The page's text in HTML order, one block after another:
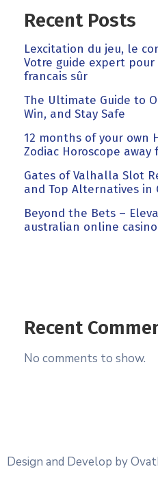
Recent Posts
Lexcitation du jeu, le
Votre guide expert
francais sûr
The Ultimate Guide to
Win, and Stay Safe
12 months of your own
Zodiac Horoscope away
Gates of Valhalla Slot
and Top Alternatives in
Beyond the Bets –
australian online casino
Recent
No comments to show.
Design and Develop by